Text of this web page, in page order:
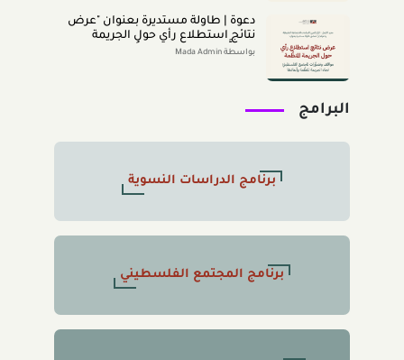
دعوة | طاولة مستديرة بعنوان "عرض
نتائج استطلاع رأي حول الجريمة
المنظَّمة- مواقف وتصوُّرات المجتمع
بواسطة Mada Admin
البرامج
برنامج الدراسات النسوية
برنامج المجتمع الفلسطيني